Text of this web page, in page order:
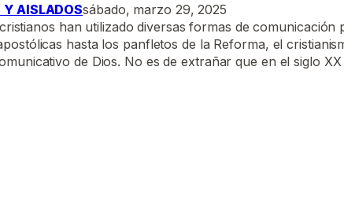
Y AISLADOSsábado, marzo 29, 2025
han utilizado diversas formas de comunicación
hasta los panfletos de la Reforma, el
de Dios. No es de extrañar que en el siglo